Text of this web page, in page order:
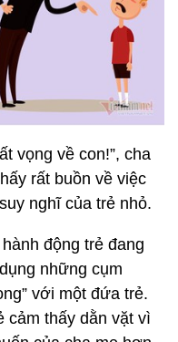
vọng về con!”, cha
rất buồn về việc
nghĩ của trẻ nhỏ.
động trẻ đang
những cụm
với một đứa trẻ.
cảm thấy dằn vặt vì